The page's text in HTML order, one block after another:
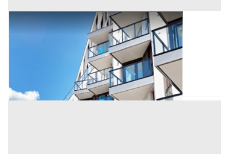
Appartamento all'asta a Nuoro
214.230 €
35367a7c